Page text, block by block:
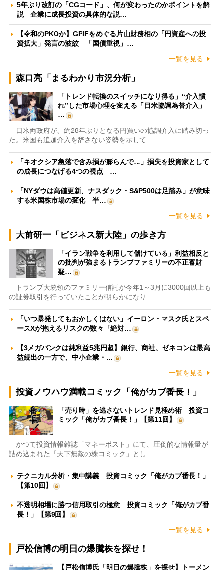
5年ぶり改訂の「CGコード」、何が変わったのかポイントを解
説 企業に成長投資の具体的な説…
【令和のPKOか】GPIFをめぐる片山財務相の「円資産への投
資拡大」発言の波紋 「国債重視」…
一覧を見る
森口亮「まるわかり市況分析」
「トレンド転換のスイッチになり得る」“介入慣
れ”した市場心理を変える「日米協調為替介入」
…
日米両政府が、約28年ぶりとなる円買いの協調介入に踏み切っ
た。米国も追加介入を辞さない姿勢を示して…
「キオクシア急落で含み損が膨らんで…」損失を投資家として
の成長につなげる4つの視点 …
「NYダウは高値更新、ナスダック・S&P500は足踏み」が意味
する米国株市場の変化 半…
一覧を見る
大前研一「ビジネス新大陸」の歩き方
「イラン戦争を利用して儲けている」利益相反と
の批判が強まるトランプファミリーの不正蓄財
疑…
トランプ大統領のファミリー信託が今年1～3月に3000回以上も
の証券取引を行っていたことが明らかになり…
「いつ暴発してもおかしくはない」イーロン・マスク氏とスペ
ースXが抱えるリスクの数々「絶対…
【3メガバンクは純利益5兆円超】銀行、商社、ゼネコンは最高
益続出の一方で、中小企業・…
一覧を見る
投資ノウハウ満載コミック「俺がカブ番長！」
「売り時」を逃さないトレンド見極め術 投資コ
ミック「俺がカブ番長！」【第11回】
かつて投資情報雑誌「マネーポスト」にて、圧倒的な情報量が
詰め込まれた「天下無敵の株コミック」とし…
テクニカル分析・集中講義 投資コミック「俺がカブ番長！」
【第10回】
不透明相場に勝つ信用取引の極意 投資コミック「俺がカブ番
長！」【第9回】
一覧を見る
戸松信博の明日の爆騰株を探せ！
【戸松信博氏「明日の爆騰株」を探せ】トーメン